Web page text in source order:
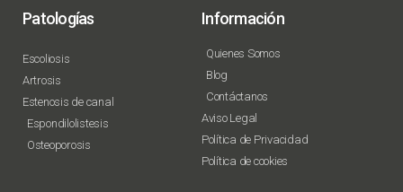
Patologías
Escoliosis
Artrosis
Estenosis de canal
Espondilolistesis
Osteoporosis
Información
Quienes Somos
Blog
Contáctanos
Aviso Legal
Política de Privacidad
Política de cookies